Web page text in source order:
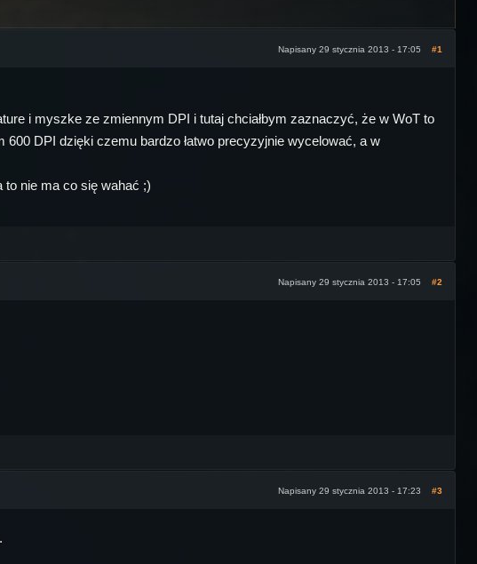
Napisany 29 stycznia 2013 - 17:05 #1
i myszke ze zmiennym DPI i tutaj chciałbym zaznaczyć, że w WoT to
DPI dzięki czemu bardzo łatwo precyzyjnie wycelować, a w
nie ma co się wahać ;)
Napisany 29 stycznia 2013 - 17:05 #2
Napisany 29 stycznia 2013 - 17:23 #3